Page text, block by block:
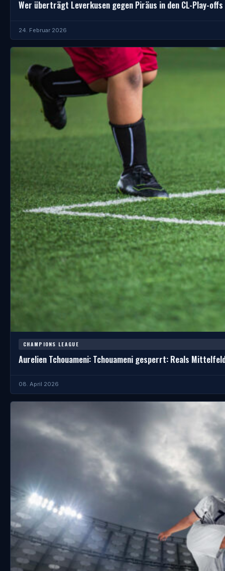
Wer überträgt Leverkusen gegen Piräus in den CL-Play-
24. Februar 2026
CHAMPIONS LEAGUE
Aurelien Tchouameni: Tchouameni gesperrt: Reals
08. April 2026